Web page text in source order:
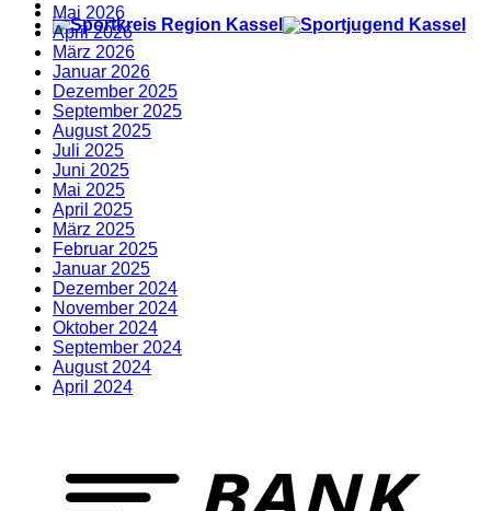
Mai 2026
April 2026
März 2026
Januar 2026
Dezember 2025
September 2025
August 2025
Juli 2025
Juni 2025
Mai 2025
April 2025
März 2025
Februar 2025
Januar 2025
Dezember 2024
November 2024
Oktober 2024
September 2024
August 2024
April 2024